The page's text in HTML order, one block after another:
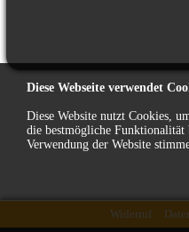
Widerruf
Diese Webseite verwendet
Diese Website nutzt Cookies,
die bestmögliche
Verwendung der Website